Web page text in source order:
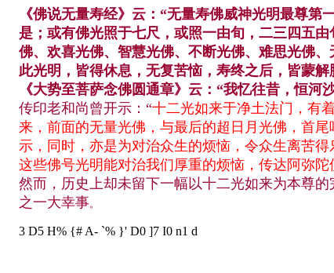
《佛说无量寿经》云：“无量寿佛威神光明最尊
是；或有佛光照于七尺，或照一由旬，二三四五
佛、欢喜光佛、智慧光佛、不断光佛、难思光佛、
此光明，皆得休息，无复苦恼，寿终之后，皆蒙解
《大势至菩萨念佛圆通章》云：“我忆往昔，恒
传印老和尚曾开示：“十二光如来于净土法门，有
来，前面的无量光佛，与最后的超日月光佛，首
示，同时，亦是为对治众生的烦恼，令众生离苦
这些佛号光明能对治我们厚重的烦恼，传达阿弥陀
然而，历史上却未留下一幅以十二光如来为本尊
之一大幸事。
3 D5 H% {# A- `% }' D0 ]7 I0 n1 d